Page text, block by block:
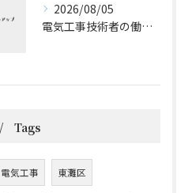
2026/08/05
電気工事技術者の働きやすさと成長戦略
Tags
電気工事 東灘区